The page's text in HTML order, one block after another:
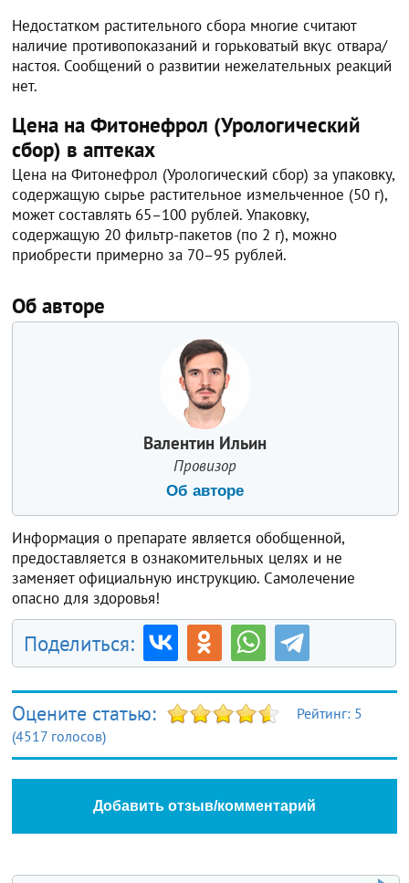
Недостатком растительного сбора многие считают
наличие противопоказаний и горьковатый вкус отвара/
настоя. Сообщений о развитии нежелательных реакций
нет.
Цена на Фитонефрол (Урологический
сбор) в аптеках
Цена на Фитонефрол (Урологический сбор) за упаковку,
содержащую сырье растительное измельченное (50 г),
может составлять 65–100 рублей. Упаковку,
содержащую 20 фильтр-пакетов (по 2 г), можно
приобрести примерно за 70–95 рублей.
Об авторе
Валентин Ильин
Провизор
Об авторе
Информация о препарате является обобщенной,
предоставляется в ознакомительных целях и не
заменяет официальную инструкцию. Самолечение
опасно для здоровья!
Поделиться:
Оцените статью: Рейтинг: 5
(4517 голосов)
Добавить отзыв/комментарий